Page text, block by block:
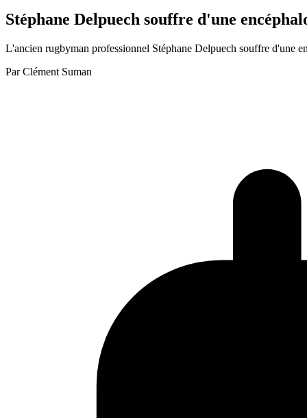
Stéphane Delpuech souffre d'une
L'ancien rugbyman professionnel Stéphane Delpuech souffre d'une
Par Clément Suman